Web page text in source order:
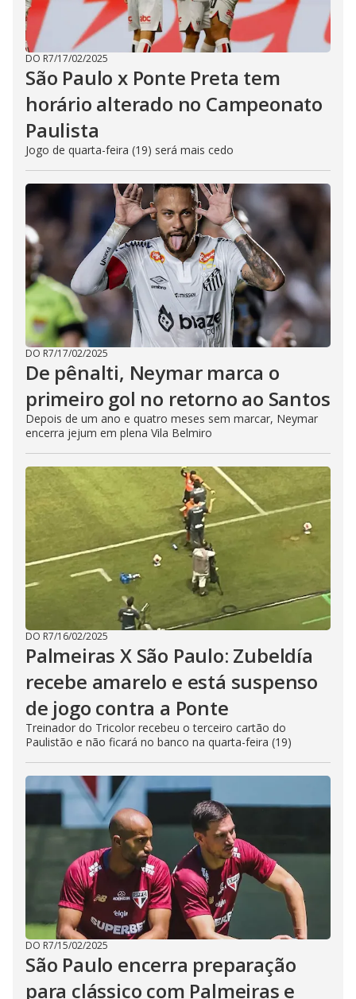
DO R7/17/02/2025
São Paulo x Ponte Preta tem
horário alterado no Campeonato
Paulista
Jogo de quarta-feira (19) será mais cedo
DO R7/17/02/2025
De pênalti, Neymar marca o
primeiro gol no retorno ao Santos
Depois de um ano e quatro meses sem marcar, Neymar
encerra jejum em plena Vila Belmiro
DO R7/16/02/2025
Palmeiras X São Paulo: Zubeldía
recebe amarelo e está suspenso
de jogo contra a Ponte
Treinador do Tricolor recebeu o terceiro cartão do
Paulistão e não ficará no banco na quarta-feira (19)
DO R7/15/02/2025
São Paulo encerra preparação
para clássico com Palmeiras e